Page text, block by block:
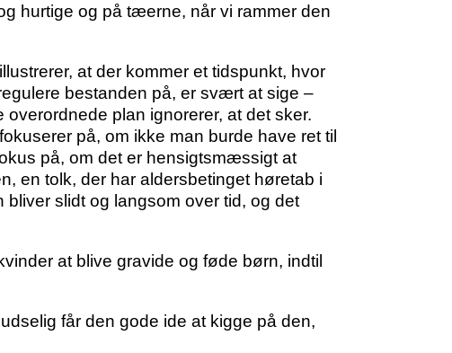
hurtige og på tæerne, når vi rammer den
at der kommer et tidspunkt, hvor
bestanden på, er svært at sige –
plan ignorerer, at det sker.
på, om ikke man burde have ret til
på, om det er hensigtsmæssigt at
en tolk, der har aldersbetinget høretab i
slidt og langsom over tid, og det
at blive gravide og føde børn, indtil
får den gode ide at kigge på den,